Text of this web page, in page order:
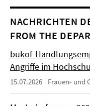
NACHRICHTEN
FROM THE
bukof-
Angriffe im
15.07.2026 Frauen- und